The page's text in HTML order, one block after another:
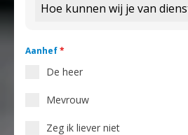
Hoe kunnen wij je van
Aanhef*
De heer
Mevrouw
Zeg ik liever niet